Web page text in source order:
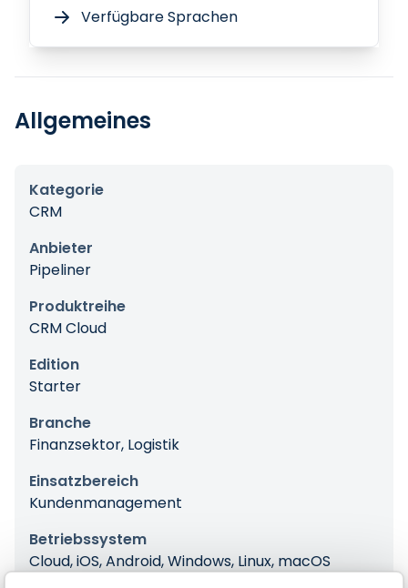
Verfügbare Sprachen
Allgemeines
Kategorie
CRM
Anbieter
Pipeliner
Produktreihe
CRM Cloud
Edition
Starter
Branche
Finanzsektor, Logistik
Einsatzbereich
Kundenmanagement
Betriebssystem
Cloud, iOS, Android, Windows, Linux, macOS